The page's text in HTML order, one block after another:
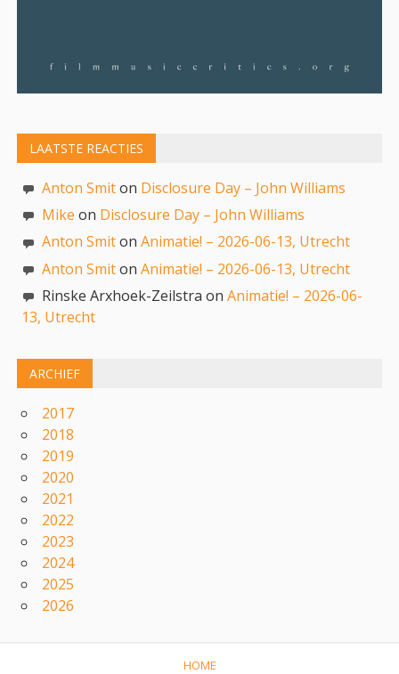
LAATSTE REACTIES
Anton Smiton Disclosure Day – John Williams
Mike on Disclosure Day – John Williams
Anton SmitonAnimatie! – 2026-06-13, Utrecht
Anton SmitonAnimatie! – 2026-06-13, Utrecht
Rinske Arxhoek-Zeilstra onAnimatie! – 2026-06-
13, Utrecht
ARCHIEF
2017
2018
2019
2020
2021
2022
2023
2024
2025
2026
HOME